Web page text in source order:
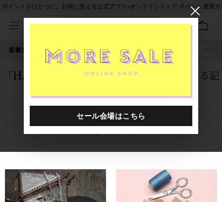
ポイントをひとつに。お得に使える公式アプリ×オンラインストア ポイント連携ガ
新着アイテム 人気ワード セール 40th限定 ピアス バッグ
「H.P.FRANCE Boutique 西宮店」に関する記
関連キーワード